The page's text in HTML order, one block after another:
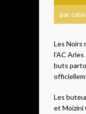
par
Les Noirs
l’AC
buts
Les
et Moizini